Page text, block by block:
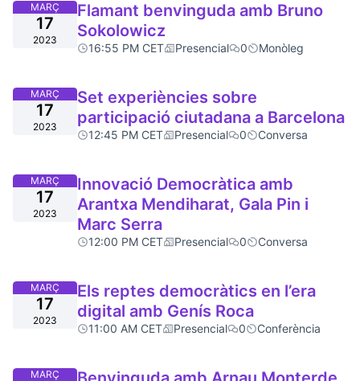
MARÇ
17
2023
Flamant benvinguda amb Bruno
Sokolowicz
16:55 PM CET Presencial 0 Monòleg
MARÇ
17
2023
Set experiències sobre
participació ciutadana a Barcelona
12:45 PM CET Presencial 0 Conversa
MARÇ
17
2023
Innovació Democràtica amb
Arantxa Mendiharat, Gala Pin i
Marc Serra
12:00 PM CET Presencial 0 Conversa
MARÇ
17
2023
Els reptes democràtics en l’era
digital amb Genís Roca
11:00 AM CET Presencial 0 Conferència
MARÇ